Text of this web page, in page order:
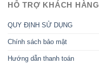
HỖ TRỢ KHÁCH HÀNG
QUY ĐỊNH SỬ DỤNG
Chính sách bảo mật
Hướng dẫn thanh toán